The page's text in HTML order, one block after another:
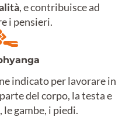
, e contribuisce ad
i pensieri.
indicato per lavorare in
del corpo, la testa e
le gambe, i piedi.